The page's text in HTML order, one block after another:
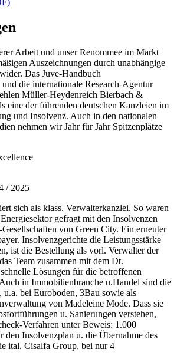
Arbeit und unser Renommee im Markt
Auszeichnungen durch unabhängige
Das Juve-Handbuch
und die internationale Research-Agentur
Müller-Heydenreich Bierbach &
eine der führenden deutschen Kanzleien im
und Insolvenz. Auch in den nationalen
nehmen wir Jahr für Jahr Spitzenplätze
/ 2025
sich als klass. Verwalterkanzlei. So waren
gefragt mit den Insolvenzen
von Green City. Ein erneuter
Insolvenzgerichte die Leistungsstärke
ist die Bestellung als vorl. Verwalter der
Team zusammen mit dem Dt.
Lösungen für die betroffenen
in Immobilienbranche u.Handel sind die
bei Euroboden, 3Bau sowie als
von Madeleine Mode. Dass sie
u. Sanierungen verstehen,
Verfahren unter Beweis: 1.000
den Insolvenzplan u. die Übernahme des
ital. Cisalfa Group, bei nur 4